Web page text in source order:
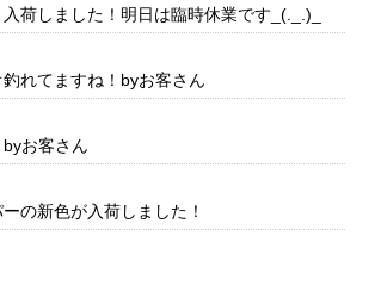
荷しました！明日は臨時休業です_(._.)_
れてますね！byお客さん
お客さん
の新色が入荷しました！